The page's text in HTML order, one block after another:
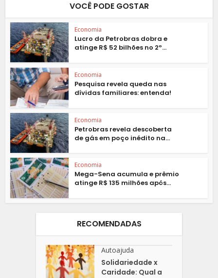
VOCÊ PODE GOSTAR
Economia
Lucro da Petrobras dobra e
atinge R$ 52 bilhões no 2º...
Economia
Pesquisa revela queda nas
dívidas familiares: entenda!
Economia
Petrobras revela descoberta
de gás em poço inédito na...
Economia
Mega-Sena acumula e prêmio
atinge R$ 135 milhões após...
RECOMENDADAS
Autoajuda
Solidariedade x
Caridade: Qual a